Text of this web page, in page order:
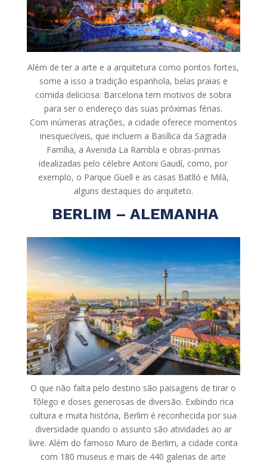
Além de ter a arte e a arquitetura como pontos fortes,
some a isso a tradição espanhola, belas praias e
comida deliciosa: Barcelona tem motivos de sobra
para ser o endereço das suas próximas férias.
Com inúmeras atrações, a cidade oferece momentos
inesquecíveis, que incluem a Basílica da Sagrada
Família, a Avenida La Rambla e obras-primas
idealizadas pelo célebre Antoni Gaudí, como, por
exemplo, o Parque Güell e as casas Batlló e Milà,
alguns destaques do arquiteto.
BERLIM – ALEMANHA
O que não falta pelo destino são paisagens de tirar o
fôlego e doses generosas de diversão. Exibindo rica
cultura e muita história, Berlim é reconhecida por sua
diversidade quando o assunto são atividades ao ar
livre. Além do famoso Muro de Berlim, a cidade conta
com 180 museus e mais de 440 galerias de arte